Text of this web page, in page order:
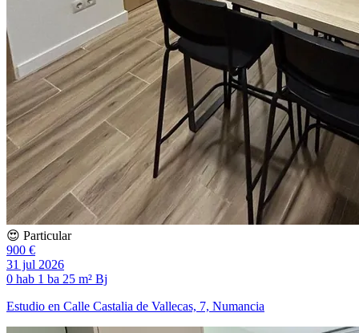
😍 Particular
900 €
31 jul 2026
0 hab 1 ba 25 m² Bj
Estudio en Calle Castalia de Vallecas, 7, Numancia